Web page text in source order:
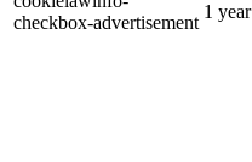
checkbox-advertisement
1 year